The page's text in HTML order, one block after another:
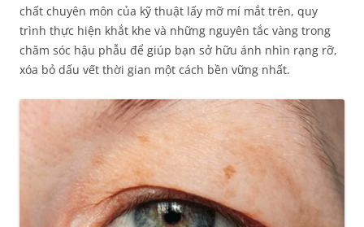
chất chuyên môn của kỹ thuật lấy mỡ mí mắt trên, quy
trình thực hiện khắt khe và những nguyên tắc vàng trong
chăm sóc hậu phẫu để giúp bạn sở hữu ánh nhìn rạng rỡ,
xóa bỏ dấu vết thời gian một cách bền vững nhất.